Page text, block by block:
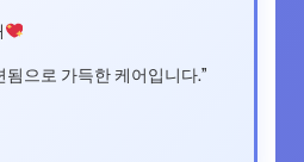
됨으로 가득한 케어입니다.”